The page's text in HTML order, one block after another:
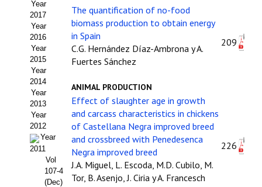
Equipo Editorial
Leer revista ITEA
Directrices para autores/as
Políticas Editoriales
Propuesta Volumen Especial
Sello Calidad FECYT
Premio Prensa Agraria
Buscador de Artículos
Year
2017
Year
2016
Year
2015
Year
2014
Year
2013
Year
2012
Year
2011
Vol
107-4
(Dec)
The quantification of no-food
biomass production to obtain energy
in Spain
C.G. Hernández Díaz-Ambrona y A.
Fuertes Sánchez
209
ANIMAL PRODUCTION
Effect of slaughter age in growth
and carcass characteristics in chickens
of Castellana Negra improved breed
and crossbreed with Penedesenca
Negra improved breed
J.A. Miguel, L. Escoda, M.D. Cubilo, M.
Tor, B. Asenjo, J. Ciria y A. Francesch
226